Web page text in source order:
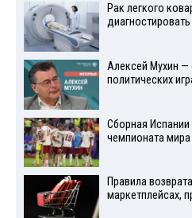
Рак легкого
Алексей Мухин
политических
Сборная
чемпионата мира
Правила
маркетплейсах,